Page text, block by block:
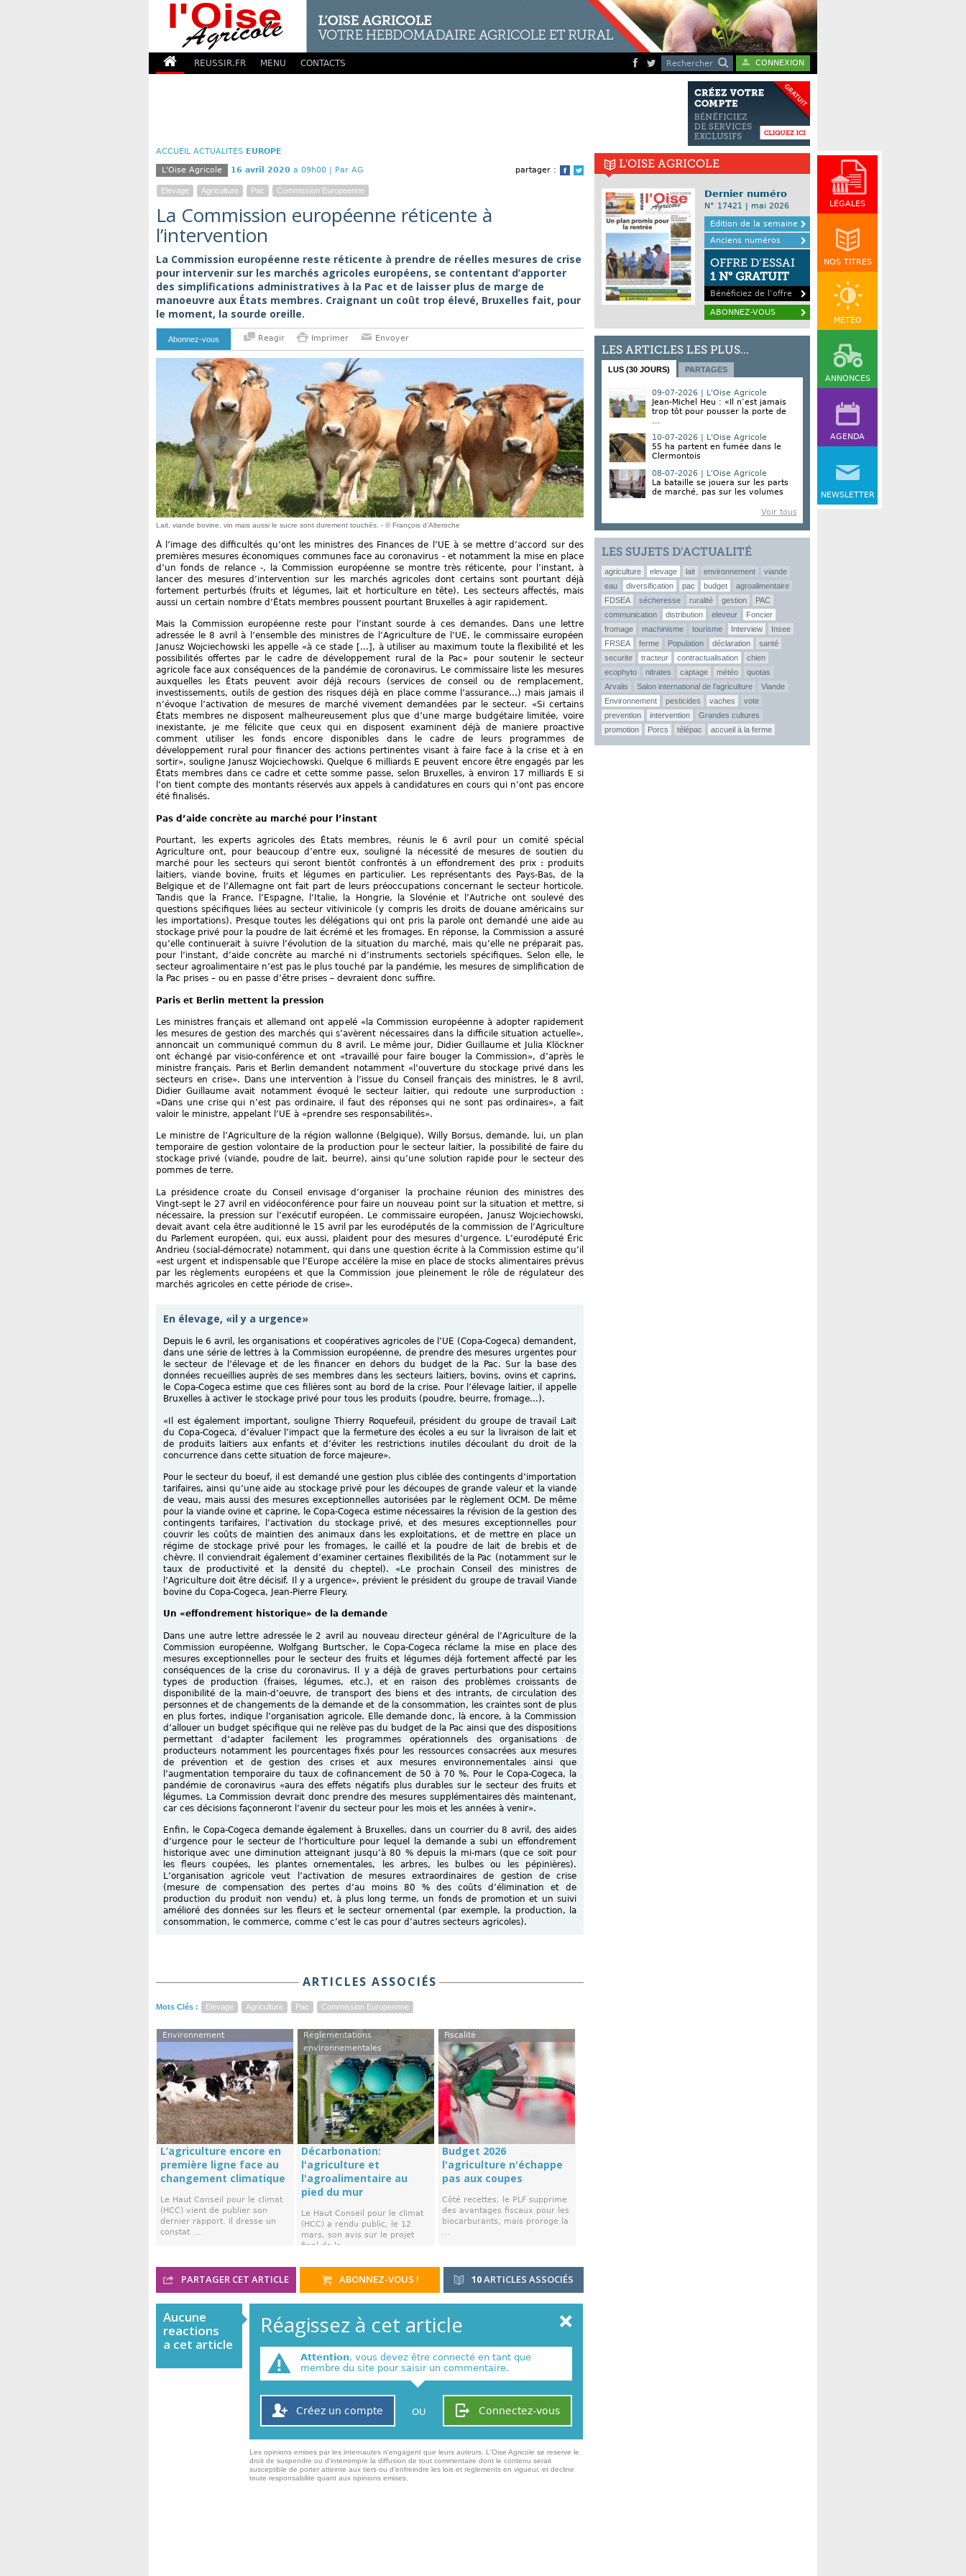
REUSSIR.FR MENU CONTACTS Rechercher CONNEXION
LÉGALES
NOS TITRES
MÉTÉO
ANNONCES
AGENDA
NEWSLETTER
ACCUEIL ACTUALITÉS EUROPE
partager :
Facebook
Twitter
L'Oise Agricole 16 avril 2020 a 09h00 | Par AG
Elevage Agriculture Pac Commission Europeenne
La Commission européenne réticente à
l’intervention
La Commission européenne reste réticente à prendre de réelles mesures de crise
pour intervenir sur les marchés agricoles européens, se contentant d’apporter
des simplifications administratives à la Pac et de laisser plus de marge de
manoeuvre aux États membres. Craignant un coût trop élevé, Bruxelles fait, pour
le moment, la sourde oreille.
Abonnez-vous Reagir Imprimer Envoyer
Lait, viande bovine, vin mais aussi le sucre sont durement touchés. - © François d’Alteroche
À l’image des difficultés qu’ont les ministres des Finances de l’UE à se mettre d’accord sur des
premières mesures économiques communes face au coronavirus - et notamment la mise en place
d’un fonds de relance -, la Commission européenne se montre très réticente, pour l’instant, à
lancer des mesures d’intervention sur les marchés agricoles dont certains sont pourtant déjà
fortement perturbés (fruits et légumes, lait et horticulture en tête). Les secteurs affectés, mais
aussi un certain nombre d’États membres poussent pourtant Bruxelles à agir rapidement.
Mais la Commission européenne reste pour l’instant sourde à ces demandes. Dans une lettre
adressée le 8 avril à l’ensemble des ministres de l’Agriculture de l’UE, le commissaire européen
Janusz Wojciechowski les appelle «à ce stade [...], à utiliser au maximum toute la flexibilité et les
possibilités offertes par le cadre de développement rural de la Pac» pour soutenir le secteur
agricole face aux conséquences de la pandémie de coronavirus. Le commissaire liste les mesures
auxquelles les États peuvent avoir déjà recours (services de conseil ou de remplacement,
investissements, outils de gestion des risques déjà en place comme l’assurance...) mais jamais il
n’évoque l’activation de mesures de marché vivement demandées par le secteur. «Si certains
États membres ne disposent malheureusement plus que d’une marge budgétaire limitée, voire
inexistante, je me félicite que ceux qui en disposent examinent déjà de maniere proactive
comment utiliser les fonds encore disponibles dans le cadre de leurs programmes de
développement rural pour financer des actions pertinentes visant à faire face à la crise et à en
sortir», souligne Janusz Wojciechowski. Quelque 6 milliards E peuvent encore être engagés par les
États membres dans ce cadre et cette somme passe, selon Bruxelles, à environ 17 milliards E si
l’on tient compte des montants réservés aux appels à candidatures en cours qui n’ont pas encore
été finalisés.
Pas d’aide concrète au marché pour l’instant
Pourtant, les experts agricoles des États membres, réunis le 6 avril pour un comité spécial
Agriculture ont, pour beaucoup d’entre eux, souligné la nécessité de mesures de soutien du
marché pour les secteurs qui seront bientôt confrontés à un effondrement des prix : produits
laitiers, viande bovine, fruits et légumes en particulier. Les représentants des Pays-Bas, de la
Belgique et de l’Allemagne ont fait part de leurs préoccupations concernant le secteur horticole.
Tandis que la France, l’Espagne, l’Italie, la Hongrie, la Slovénie et l’Autriche ont soulevé des
questions spécifiques liées au secteur vitivinicole (y compris les droits de douane américains sur
les importations). Presque toutes les délégations qui ont pris la parole ont demandé une aide au
stockage privé pour la poudre de lait écrémé et les fromages. En réponse, la Commission a assuré
qu’elle continuerait à suivre l’évolution de la situation du marché, mais qu’elle ne préparait pas,
pour l’instant, d’aide concrète au marché ni d’instruments sectoriels spécifiques. Selon elle, le
secteur agroalimentaire n’est pas le plus touché par la pandémie, les mesures de simplification de
la Pac prises – ou en passe d’être prises – devraient donc suffire.
Paris et Berlin mettent la pression
Les ministres français et allemand ont appelé «la Commission européenne à adopter rapidement
les mesures de gestion des marchés qui s’avèrent nécessaires dans la difficile situation actuelle»,
annoncait un communiqué commun du 8 avril. Le même jour, Didier Guillaume et Julia Klöckner
ont échangé par visio-conférence et ont «travaillé pour faire bouger la Commission», d’après le
ministre français. Paris et Berlin demandent notamment «l’ouverture du stockage privé dans les
secteurs en crise». Dans une intervention à l’issue du Conseil français des ministres, le 8 avril,
Didier Guillaume avait notamment évoqué le secteur laitier, qui redoute une surproduction :
«Dans une crise qui n’est pas ordinaire, il faut des réponses qui ne sont pas ordinaires», a fait
valoir le ministre, appelant l’UE à «prendre ses responsabilités».
Le ministre de l’Agriculture de la région wallonne (Belgique), Willy Borsus, demande, lui, un plan
temporaire de gestion volontaire de la production pour le secteur laitier, la possibilité de faire du
stockage privé (viande, poudre de lait, beurre), ainsi qu’une solution rapide pour le secteur des
pommes de terre.
La présidence croate du Conseil envisage d’organiser la prochaine réunion des ministres des
Vingt-sept le 27 avril en vidéoconférence pour faire un nouveau point sur la situation et mettre, si
nécessaire, la pression sur l’exécutif européen. Le commissaire européen, Janusz Wojciechowski,
devait avant cela être auditionné le 15 avril par les eurodéputés de la commission de l’Agriculture
du Parlement européen, qui, eux aussi, plaident pour des mesures d’urgence. L’eurodéputé Éric
Andrieu (social-démocrate) notamment, qui dans une question écrite à la Commission estime qu’il
«est urgent et indispensable que l’Europe accélère la mise en place de stocks alimentaires prévus
par les règlements européens et que la Commission joue pleinement le rôle de régulateur des
marchés agricoles en cette période de crise».
En élevage, «il y a urgence»
Depuis le 6 avril, les organisations et coopératives agricoles de l’UE (Copa-Cogeca) demandent,
dans une série de lettres à la Commission européenne, de prendre des mesures urgentes pour
le secteur de l’élevage et de les financer en dehors du budget de la Pac. Sur la base des
données recueillies auprès de ses membres dans les secteurs laitiers, bovins, ovins et caprins,
le Copa-Cogeca estime que ces filières sont au bord de la crise. Pour l’élevage laitier, il appelle
Bruxelles à activer le stockage privé pour tous les produits (poudre, beurre, fromage...).
«Il est également important, souligne Thierry Roquefeuil, président du groupe de travail Lait
du Copa-Cogeca, d’évaluer l’impact que la fermeture des écoles a eu sur la livraison de lait et
de produits laitiers aux enfants et d’éviter les restrictions inutiles découlant du droit de la
concurrence dans cette situation de force majeure».
Pour le secteur du boeuf, il est demandé une gestion plus ciblée des contingents d’importation
tarifaires, ainsi qu’une aide au stockage privé pour les découpes de grande valeur et la viande
de veau, mais aussi des mesures exceptionnelles autorisées par le règlement OCM. De même
pour la viande ovine et caprine, le Copa-Cogeca estime nécessaires la révision de la gestion des
contingents tarifaires, l’activation du stockage privé, et des mesures exceptionnelles pour
couvrir les coûts de maintien des animaux dans les exploitations, et de mettre en place un
régime de stockage privé pour les fromages, le caillé et la poudre de lait de brebis et de
chèvre. Il conviendrait également d’examiner certaines flexibilités de la Pac (notamment sur le
taux de productivité et la densité du cheptel). «Le prochain Conseil des ministres de
l’Agriculture doit être décisif. Il y a urgence», prévient le président du groupe de travail Viande
bovine du Copa-Cogeca, Jean-Pierre Fleury.
Un «effondrement historique» de la demande
Dans une autre lettre adressée le 2 avril au nouveau directeur général de l’Agriculture de la
Commission européenne, Wolfgang Burtscher, le Copa-Cogeca réclame la mise en place des
mesures exceptionnelles pour le secteur des fruits et légumes déjà fortement affecté par les
conséquences de la crise du coronavirus. Il y a déjà de graves perturbations pour certains
types de production (fraises, légumes, etc.), et en raison des problèmes croissants de
disponibilité de la main-d’oeuvre, de transport des biens et des intrants, de circulation des
personnes et de changements de la demande et de la consommation, les craintes sont de plus
en plus fortes, indique l’organisation agricole. Elle demande donc, là encore, à la Commission
d’allouer un budget spécifique qui ne relève pas du budget de la Pac ainsi que des dispositions
permettant d’adapter facilement les programmes opérationnels des organisations de
producteurs notamment les pourcentages fixés pour les ressources consacrées aux mesures
de prévention et de gestion des crises et aux mesures environnementales ainsi que
l’augmentation temporaire du taux de cofinancement de 50 à 70 %. Pour le Copa-Cogeca, la
pandémie de coronavirus «aura des effets négatifs plus durables sur le secteur des fruits et
légumes. La Commission devrait donc prendre des mesures supplémentaires dès maintenant,
car ces décisions façonneront l’avenir du secteur pour les mois et les années à venir».
Enfin, le Copa-Cogeca demande également à Bruxelles, dans un courrier du 8 avril, des aides
d’urgence pour le secteur de l’horticulture pour lequel la demande a subi un effondrement
historique avec une diminution atteignant jusqu’à 80 % depuis la mi-mars (que ce soit pour
les fleurs coupées, les plantes ornementales, les arbres, les bulbes ou les pépinières).
L’organisation agricole veut l’activation de mesures extraordinaires de gestion de crise
(mesure de compensation des pertes d’au moins 80 % des coûts d’élimination et de
production du produit non vendu) et, à plus long terme, un fonds de promotion et un suivi
amélioré des données sur les fleurs et le secteur ornemental (par exemple, la production, la
consommation, le commerce, comme c’est le cas pour d’autres secteurs agricoles).
ARTICLES ASSOCIÉS
Mots Clés : Elevage Agriculture Pac Commission Europeenne
Environnement
L’agriculture encore en
première ligne face au
changement climatique
Le Haut Conseil pour le climat
(HCC) vient de publier son
dernier rapport. Il dresse un
constat ...
Réglementations
environnementales
Décarbonation:
l'agriculture et
l'agroalimentaire au
pied du mur
Le Haut Conseil pour le climat
(HCC) a rendu public, le 12
mars, son avis sur le projet
final de la ...
Fiscalité
Budget 2026
l'agriculture n'échappe
pas aux coupes
Côté recettes, le PLF supprime
des avantages fiscaux pour les
biocarburants, mais proroge la
...
10ARTICLES ASSOCIÉS
PARTAGER CET ARTICLE ABONNEZ-VOUS !
Aucune
reactions
a cet article
Réagissez à cet article
Attention, vous devez être connecté en tant que
membre du site pour saisir un commentaire.
Connectez-vous
Créez un compte OU
Les opinions emises par les internautes n'engagent que leurs auteurs. L'Oise Agricole se reserve le
droit de suspendre ou d'interrompre la diffusion de tout commentaire dont le contenu serait
susceptible de porter atteinte aux tiers ou d'enfreindre les lois et reglements en vigueur, et decline
toute responsabilite quant aux opinions emises,
L'OISE AGRICOLE
Dernier numéro
N° 17421 | mai 2026
Edition de la semaine
Anciens numéros
OFFRE D’ESSAI
1 N° GRATUIT
Bénéficiez de l’offre
ABONNEZ-VOUS
LES ARTICLES LES PLUS...
LUS (30 JOURS) PARTAGES
09-07-2026 | L'Oise Agricole
Jean-Michel Heu : «Il n’est jamais
trop tôt pour pousser la porte de
...
10-07-2026 | L'Oise Agricole
55 ha partent en fumée dans le
Clermontois
08-07-2026 | L'Oise Agricole
La bataille se jouera sur les parts
de marché, pas sur les volumes
Voir tous
LES SUJETS D’ACTUALITÉ
agriculture elevage lait environnement
viande
eau
diversification pac budget
agroalimentaire
FDSEA
sécheresse ruralité gestion
PAC
communication
distribution eleveur
Foncier
fromage
machinisme tourisme Interview
Insee
FRSEA
ferme Population déclaration
santé
securite
tracteur contractualisation
chien
ecophyto
nitrates captage météo
quotas
Arvalis
Salon international de l'agriculture
Viande
Environnement
pesticides vaches
vote
prevention
intervention
Grandes cultures
promotion
Porcs télépac accueil à la ferme